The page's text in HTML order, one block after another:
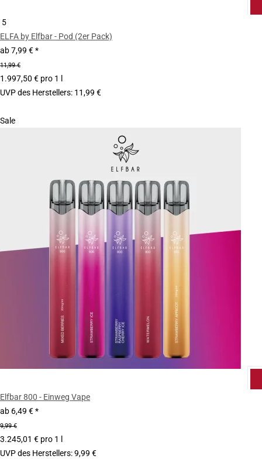
5
ELFA by Elfbar - Pod (2er Pack)
ab7,99 €*
11,99 €
1.997,50 € pro 1 l
UVP des Herstellers: 11,99 €
Sale
Elfbar 800 - Einweg Vape
ab 6,49 €*
9,99 €
3.245,01 € pro 1 l
UVP des Herstellers:9,99 €